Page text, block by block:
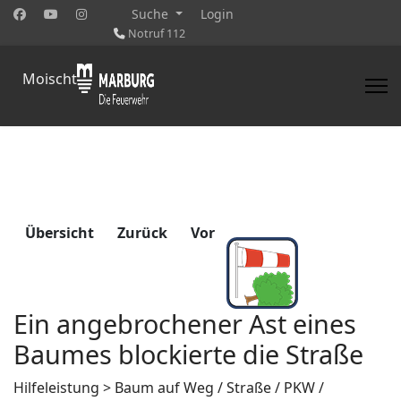
Suche Login
Notruf 112
Moischt
Übersicht Zurück Vor
Ein angebrochener Ast eines
Baumes blockierte die Straße
Hilfeleistung > Baum auf Weg / Straße / PKW /